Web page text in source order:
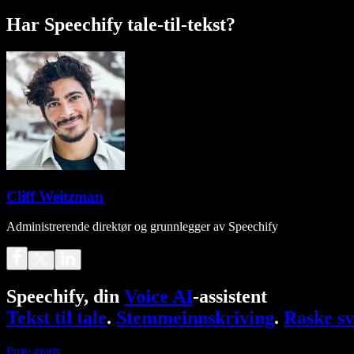
Har Speechify tale-til-tekst?
Cliff Weitzman
Administrerende direktør og grunnlegger av Speechify
Speechify, din Voice AI-assistent
Tekst til tale. Stemmeinnskriving. Raske
Prøv gratis